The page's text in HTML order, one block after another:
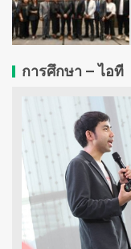
การศึกษา – ไอที